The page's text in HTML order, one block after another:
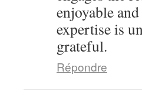
enjoyable
expertise is
grateful.
Répondre